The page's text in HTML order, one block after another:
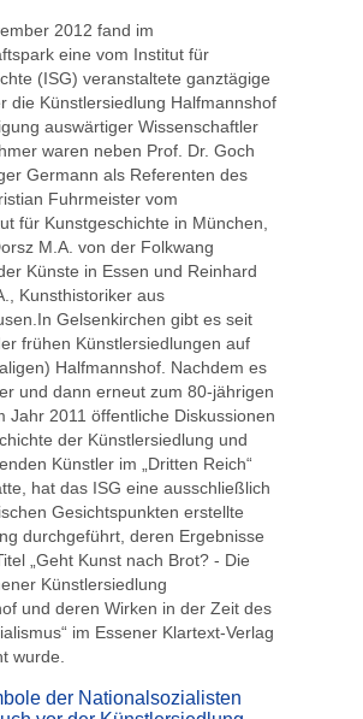
2012 fand im
eine vom Institut für
(ISG) veranstaltete ganztägige
die Künstlersiedlung Halfmannshof
auswärtiger Wissenschaftler
waren neben Prof. Dr. Goch
Germann als Referenten des
Fuhrmeister vom
für Kunstgeschichte in München,
M.A. von der Folkwang
Künste in Essen und Reinhard
Kunsthistoriker aus
Gelsenkirchen gibt es seit
frühen Künstlersiedlungen auf
Halfmannshof. Nachdem es
und dann erneut zum 80-jährigen
Jahr 2011 öffentliche Diskussionen
der Künstlersiedlung und
Künstler im „Dritten Reich“
hat das ISG eine ausschließlich
Gesichtspunkten erstellte
durchgeführt, deren Ergebnisse
„Geht Kunst nach Brot? - Die
Künstlersiedlung
und deren Wirken in der Zeit des
im Essener Klartext-Verlag
wurde.